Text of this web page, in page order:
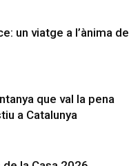
un viatge a l’ànima de
que val la pena
a Catalunya